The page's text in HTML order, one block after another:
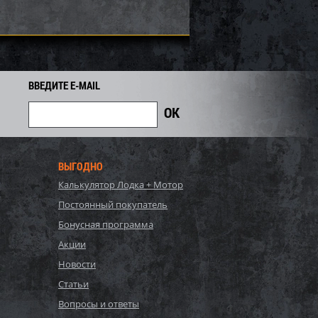
Экономия
4 440 4 129
Экономия
SM-12694
Экономия
Пробойник для гусеницы SM-
04047 Sport Parts Inc.
700 609i
91i Экономия
ВВЕДИТЕ E-MAIL
ВЫГОДНО
Калькулятор Лодка + Мотор
Постоянный покупатель
Бонусная программа
Акции
Новости
Статьи
Вопросы и ответы